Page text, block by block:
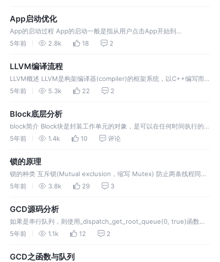
果程序占用
App启动优化
App的启动过程 App的启动一般是指从用户点击App开始到
AppDelegate的didFinishLaunching方法执行完成为止,一般又将启动
5年前 2.8k 18 2
LLVM编译流程
LLVM概述 LLVM是构架编译器(compiler)的框架系统，以C++编写而
成，用于优化以任意程序语言编写的程序的编译时间(compile-time)、
5年前 5.3k 22 2
Block底层分析
block简介 Block块是封装工作单元的对象，是可以在任何时间执行的代
码段。其本质上是可移植的匿名函数，可以作为方法和函数的参数传
一
5年前 1.4k 10 评论
锁的原理
锁的种类 互斥锁(Mutual exclusion，缩写 Mutex) 防止两条线程同时
对同一公共资源(比如全局变量)进行读写的机制。当获取锁操作失败
5年前 3.8k 29 3
GCD源码分析
如果是串行队列，则使用_dispatch_get_root_queue(0, true)函数获
取目标队列，获取到的目标队列是
VERCOMMIT_PRIORITY]。 如…
5年前 1.1k 12 2
GCD之函数与队列